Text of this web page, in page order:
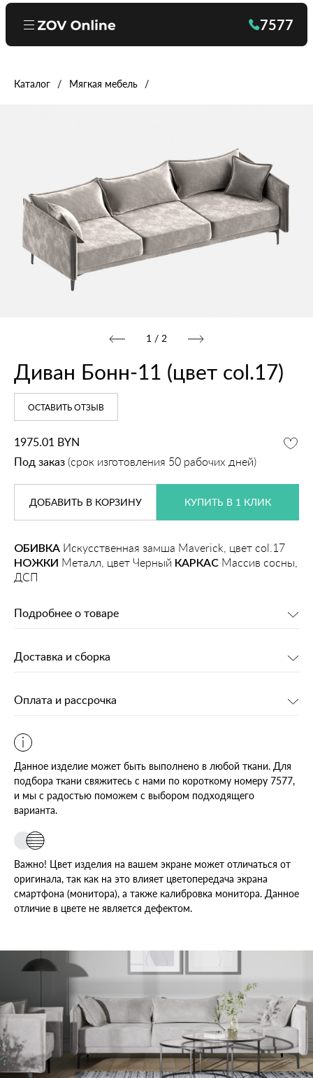
7577
Каталог Мягкая мебель
1 / 2
Диван Бонн‑11 (цвет col.17)
ОСТАВИТЬ ОТЗЫВ
1975.01 BYN
Под заказ (срок изготовления 50 рабочих дней)
ДОБАВИТЬ В КОРЗИНУ КУПИТЬ В 1 КЛИК
ОБИВКА Искусственная замша Maverick, цвет col.17
НОЖКИ Металл, цвет Черный КАРКАС Массив сосны,
ДСП
Подробнее о товаре
Доставка и сборка
Оплата и рассрочка
Данное изделие может быть выполнено в любой ткани. Для
подбора ткани свяжитесь с нами по короткому номеру 7577,
и мы с радостью поможем с выбором подходящего
варианта.
Важно! Цвет изделия на вашем экране может отличаться от
оригинала, так как на это влияет цветопередача экрана
смартфона (монитора), а также калибровка монитора. Данное
отличие в цвете не является дефектом.